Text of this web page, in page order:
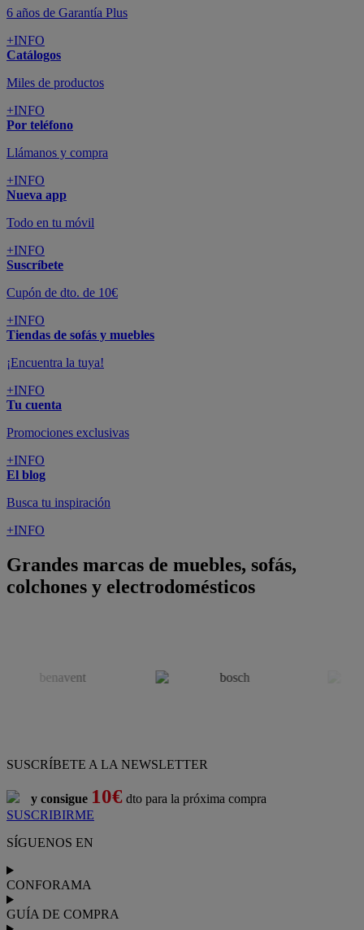
6 años de Garantía Plus
+INFO
Catálogos
Miles de productos
+INFO
Por teléfono
Llámanos y compra
+INFO
Nueva app
Todo en tu móvil
+INFO
Suscríbete
Cupón de dto. de 10€
+INFO
Tiendas de sofás y muebles
¡Encuentra la tuya!
+INFO
Tu cuenta
Promociones exclusivas
+INFO
El blog
Busca tu inspiración
+INFO
Grandes marcas de muebles, sofás,
colchones y electrodomésticos
SUSCRÍBETE A LA NEWSLETTER
y consigue 10€ dto para la próxima compra
SUSCRIBIRME
SÍGUENOS EN
CONFORAMA
GUÍA DE COMPRA